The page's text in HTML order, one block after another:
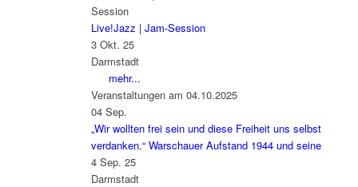
Live!Jazz | Jam-Session
3 Okt. 25
Darmstadt
mehr...
Veranstaltungen am 04.10.2025
04 Sep.
„Wir wollten frei sein und diese Freiheit uns selbst
verdanken.“ Warschauer Aufstand 1944 und seine
4 Sep. 25
Darmstadt